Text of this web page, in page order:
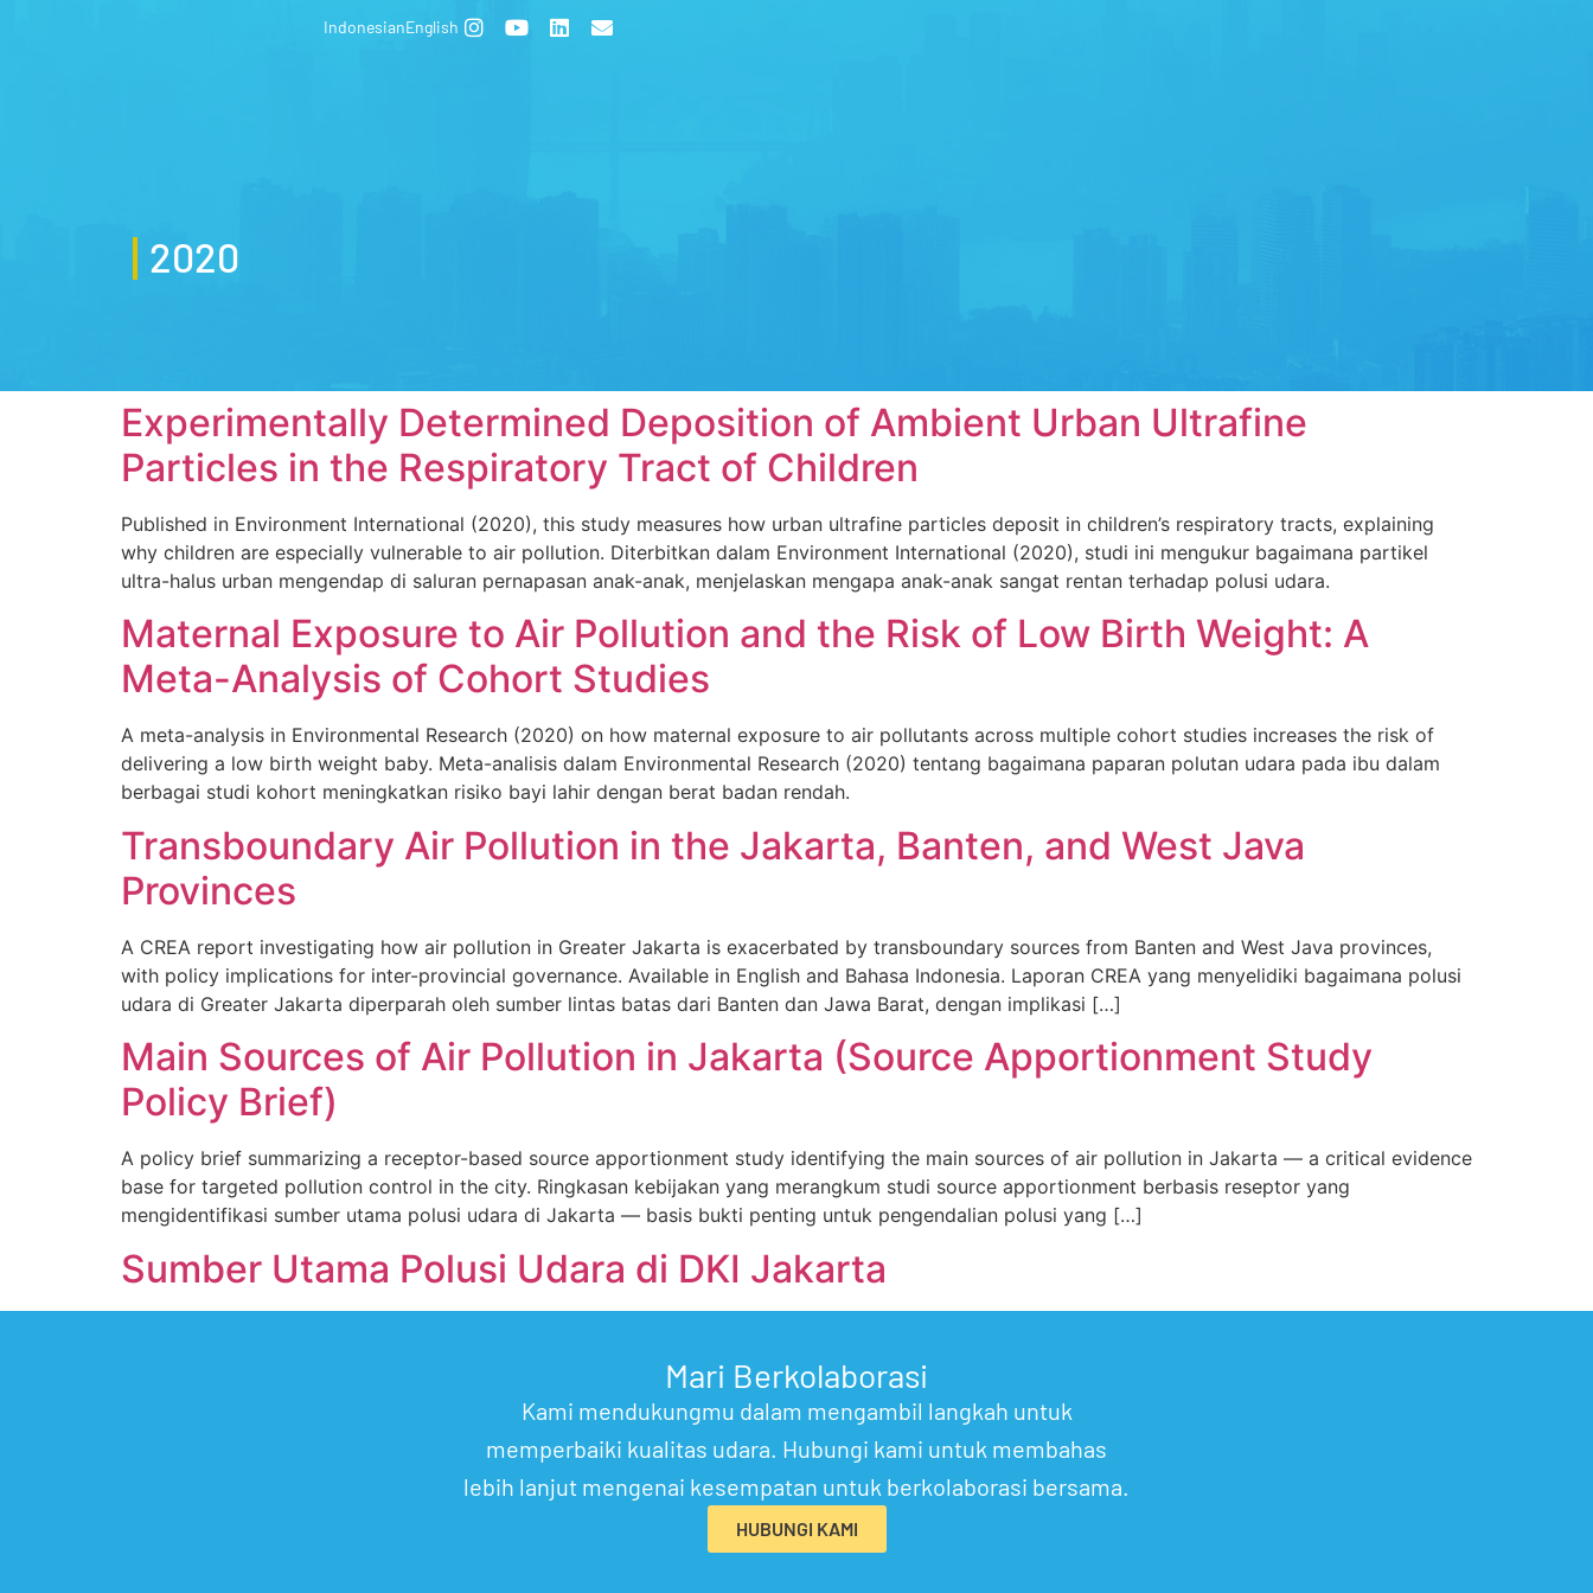
IndonesianEnglish
2020
Experimentally Determined Deposition of Ambient Urban Ultrafine
Particles in the Respiratory Tract of Children
Published in Environment International (2020), this study measures how urban ultrafine particles deposit in children’s respiratory tracts, explaining
why children are especially vulnerable to air pollution. Diterbitkan dalam Environment International (2020), studi ini mengukur bagaimana partikel
ultra-halus urban mengendap di saluran pernapasan anak-anak, menjelaskan mengapa anak-anak sangat rentan terhadap polusi udara.
Maternal Exposure to Air Pollution and the Risk of Low Birth Weight: A
Meta-Analysis of Cohort Studies
A meta-analysis in Environmental Research (2020) on how maternal exposure to air pollutants across multiple cohort studies increases the risk of
delivering a low birth weight baby. Meta-analisis dalam Environmental Research (2020) tentang bagaimana paparan polutan udara pada ibu dalam
berbagai studi kohort meningkatkan risiko bayi lahir dengan berat badan rendah.
Transboundary Air Pollution in the Jakarta, Banten, and West Java
Provinces
A CREA report investigating how air pollution in Greater Jakarta is exacerbated by transboundary sources from Banten and West Java provinces,
with policy implications for inter-provincial governance. Available in English and Bahasa Indonesia. Laporan CREA yang menyelidiki bagaimana polusi
udara di Greater Jakarta diperparah oleh sumber lintas batas dari Banten dan Jawa Barat, dengan implikasi […]
Main Sources of Air Pollution in Jakarta (Source Apportionment Study
Policy Brief)
A policy brief summarizing a receptor-based source apportionment study identifying the main sources of air pollution in Jakarta — a critical evidence
base for targeted pollution control in the city. Ringkasan kebijakan yang merangkum studi source apportionment berbasis reseptor yang
mengidentifikasi sumber utama polusi udara di Jakarta — basis bukti penting untuk pengendalian polusi yang […]
Sumber Utama Polusi Udara di DKI Jakarta
Mari Berkolaborasi
Kami mendukungmu dalam mengambil langkah untuk
memperbaiki kualitas udara. Hubungi kami untuk membahas
lebih lanjut mengenai kesempatan untuk berkolaborasi bersama.
HUBUNGI KAMI